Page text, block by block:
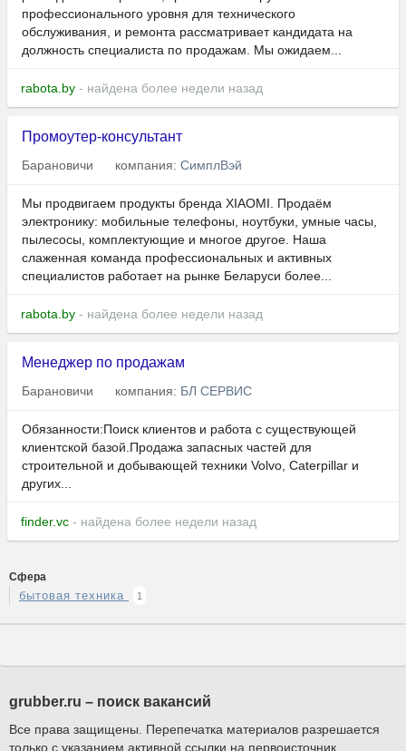
профессионального уровня для технического
обслуживания, и ремонта рассматривает кандидата на
должность специалиста по продажам. Мы ожидаем...
rabota.by - найдена более недели назад
Промоутер-консультант
Барановичи компания: СимплВэй
Мы продвигаем продукты бренда XIAOMI. Продаём
электронику: мобильные телефоны, ноутбуки, умные часы,
пылесосы, комплектующие и многое другое. Наша
слаженная команда профессиональных и активных
специалистов работает на рынке Беларуси более...
rabota.by - найдена более недели назад
Менеджер по продажам
Барановичи компания: БЛ СЕРВИС
Обязанности:Поиск клиентов и работа с существующей
клиентской базой.Продажа запасных частей для
строительной и добывающей техники Volvo, Caterpillar и
других...
finder.vc - найдена более недели назад
Сфера
бытовая техника 1
grubber.ru – поиск вакансий
Все права защищены. Перепечатка материалов разрешается
только с указанием активной ссылки на первоисточник.